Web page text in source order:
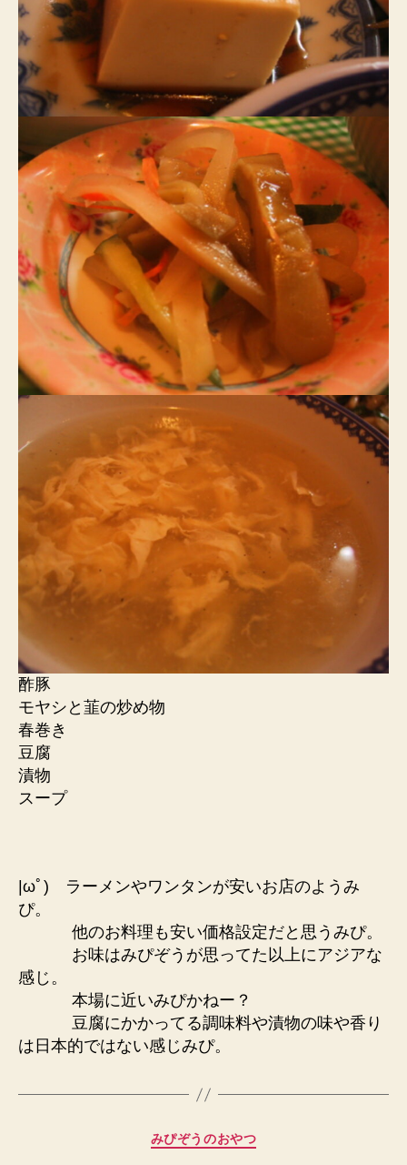
酢豚
モヤシと韮の炒め物
春巻き
豆腐
漬物
スープ
|ωﾟ) ラーメンやワンタンが安いお店のようみ
ぴ。
他のお料理も安い価格設定だと思うみぴ。
お味はみぴぞうが思ってた以上にアジアな
感じ。
本場に近いみぴかねー？
豆腐にかかってる調味料や漬物の味や香り
は日本的ではない感じみぴ。
カ
みぴぞうのおやつ